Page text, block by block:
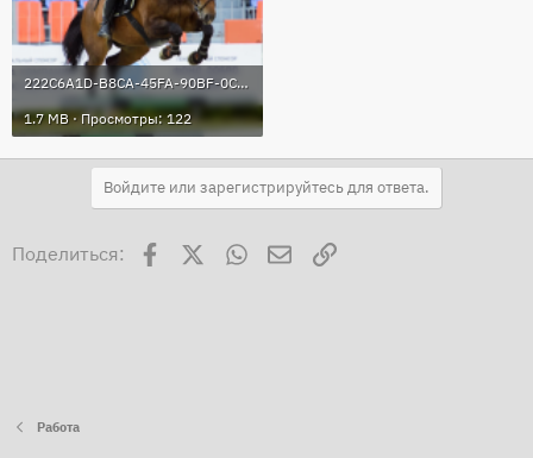
222C6A1D-B8CA-45FA-90BF-0C5D25C332EB.png
1.7 MB · Просмотры: 122
Войдите или зарегистрируйтесь для ответа.
Поделиться: Facebook WhatsAppЭлектронная почта
Ссылка
Работа